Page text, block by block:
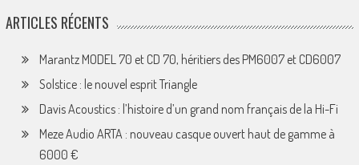
ARTICLES RÉCENTS
Marantz MODEL 70 et CD 70, héritiers des PM6007 et CD6007
Solstice : le nouvel esprit Triangle
Davis Acoustics : l’histoire d’un grand nom français de la Hi-Fi
Meze Audio ARTA : nouveau casque ouvert haut de gamme à
6000 €